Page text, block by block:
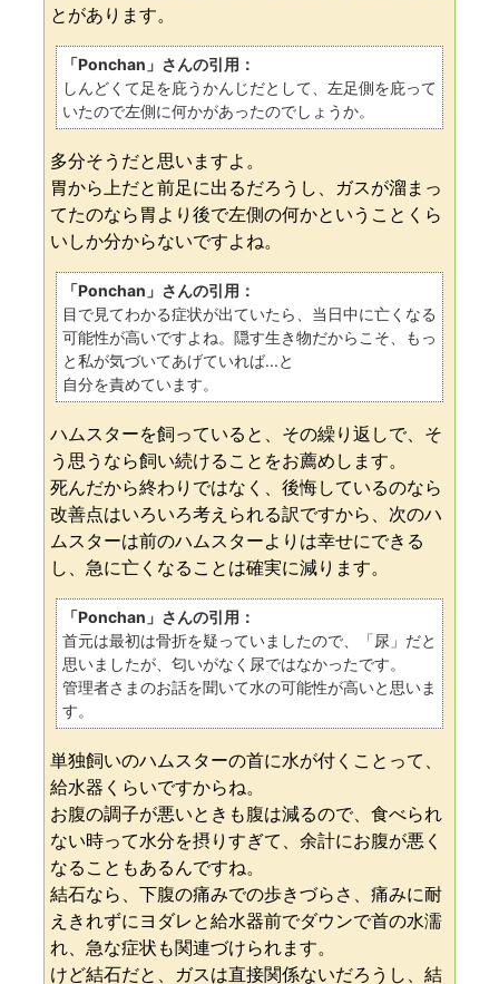
とがあります。
「Ponchan」さんの引用：
しんどくて足を庇うかんじだとして、左足側を庇って
いたので左側に何かがあったのでしょうか。
多分そうだと思いますよ。
胃から上だと前足に出るだろうし、ガスが溜まっ
てたのなら胃より後で左側の何かということくら
いしか分からないですよね。
「Ponchan」さんの引用：
目で見てわかる症状が出ていたら、当日中に亡くなる
可能性が高いですよね。隠す生き物だからこそ、もっ
と私が気づいてあげていれば...と
自分を責めています。
ハムスターを飼っていると、その繰り返しで、そ
う思うなら飼い続けることをお薦めします。
死んだから終わりではなく、後悔しているのなら
改善点はいろいろ考えられる訳ですから、次のハ
ムスターは前のハムスターよりは幸せにできる
し、急に亡くなることは確実に減ります。
「Ponchan」さんの引用：
首元は最初は骨折を疑っていましたので、「尿」だと
思いましたが、匂いがなく尿ではなかったです。
管理者さまのお話を聞いて水の可能性が高いと思いま
す。
単独飼いのハムスターの首に水が付くことって、
給水器くらいですからね。
お腹の調子が悪いときも腹は減るので、食べられ
ない時って水分を摂りすぎて、余計にお腹が悪く
なることもあるんですね。
結石なら、下腹の痛みでの歩きづらさ、痛みに耐
えきれずにヨダレと給水器前でダウンで首の水濡
れ、急な症状も関連づけられます。
けど結石だと、ガスは直接関係ないだろうし、結